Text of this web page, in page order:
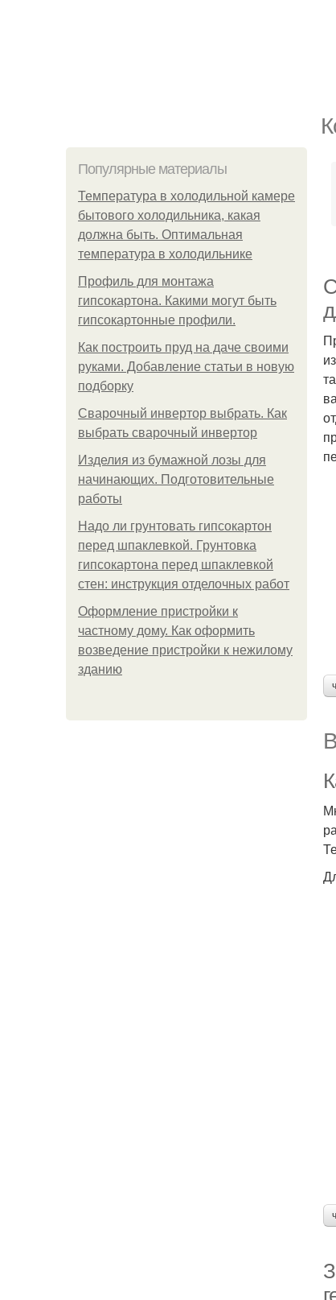
Популярные материалы
Температура в холодильной камере
бытового холодильника, какая
должна быть. Оптимальная
температура в холодильнике
Профиль для монтажа
гипсокартона. Какими могут быть
гипсокартонные профили.
Как построить пруд на даче своими
руками. Добавление статьи в новую
подборку
Сварочный инвертор выбрать. Как
выбрать сварочный инвертор
Изделия из бумажной лозы для
начинающих. Подготовительные
работы
Надо ли грунтовать гипсокартон
перед шпаклевкой. Грунтовка
гипсокартона перед шпаклевкой
стен: инструкция отделочных работ
Оформление пристройки к
частному дому. Как оформить
возведение пристройки к нежилому
зданию